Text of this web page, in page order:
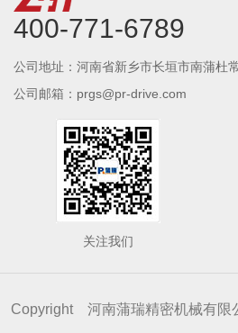
400-771-6789
公司地址：河南省新乡市长垣市南蒲杜
公司邮箱：prgs@pr-drive.com
关注我们
Copyright 河南蒲瑞精密机械有限